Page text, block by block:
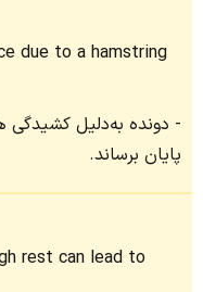
due to a hamstring
دونده به‌دلیل کشیدگی
پایان برساند.
rest can lead to